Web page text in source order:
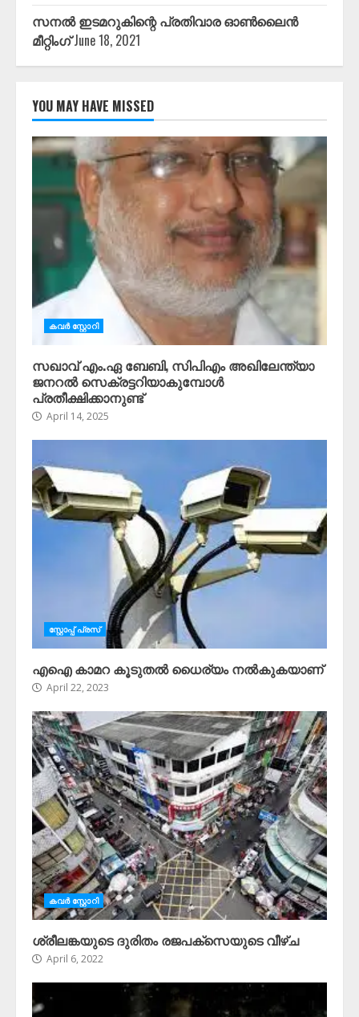
സനൽ ഇടമറുകിന്റെ പ്രതിവാര ഓൺലൈൻ
മീറ്റിംഗ് June 18, 2021
YOU MAY HAVE MISSED
കവർ സ്റ്റോറി
സഖാവ് എം.ഏ ബേബി, സിപിഎം അഖിലേന്ത്യാ
ജനറൽ സെക്രട്ടറിയാകുമ്പോൾ
പ്രതീക്ഷിക്കാനുണ്ട്
April 14, 2025
സ്റ്റോപ്പ്‌ പ്രസ്‌
എഐ കാമറ കൂടുതൽ ധൈര്യം നൽകുകയാണ്
April 22, 2023
കവർ സ്റ്റോറി
ശ്രീലങ്കയുടെ ദുരിതം രജപക്സെയുടെ വീഴ്ച
April 6, 2022